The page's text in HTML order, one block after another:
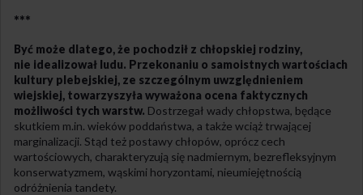
***
Być może dlatego, że pochodził z chłopskiej rodziny,
nie idealizował ludu. Przekonaniu o samoistnych wartościach
kultury plebejskiej, ze szczególnym uwzględnieniem
wiejskiej, towarzyszyła wyważona ocena faktycznych
możliwości tych warstw. Dostrzegał wady chłopstwa, będące
skutkiem m.in. wieków poddaństwa, a także wciąż trwającej
marginalizacji. Stąd też postawy chłopów, oprócz cech
wartościowych, charakteryzują się nadmiernym, bezrefleksyjnym
konserwatyzmem, wąskimi horyzontami, nieumiejętnością
odróżnienia tandety.